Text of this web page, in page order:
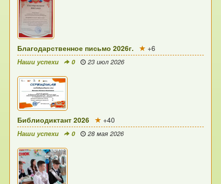
Благодарственное письмо 2026г. +6
Наши успехи 0 23 июл 2026
Библиодиктант 2026 +40
Наши успехи 0 28 мая 2026